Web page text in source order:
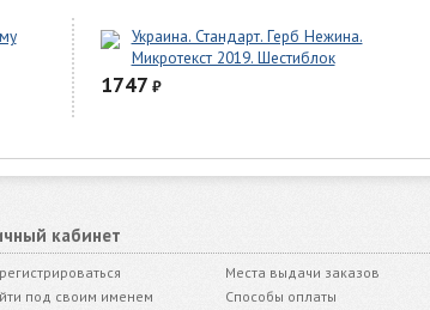
Украина. Стандарт. Герб Нежина.
Микротекст 2019. Шестиблок
1747 ₽
кабинет
под своим именем
Места выдачи заказов
Способы оплаты